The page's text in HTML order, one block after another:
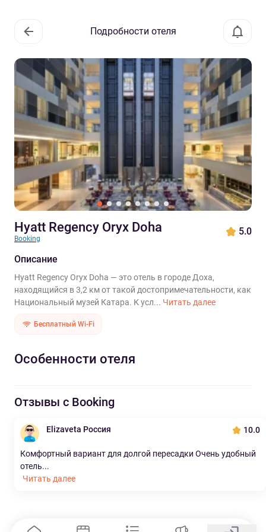
Подробности отеля
Hyatt Regency Oryx Doha
Booking
5.0
Описание
Hyatt Regency Oryx Doha — это отель в городе Доха,
находящийся в 3,2 км от такой достопримечательности, как
Национальный музей Катара. К усл... Читать далее
Бесплатный Wi-Fi
Особенности отеля
Отзывы с Booking
Elizaveta Россия 10.0
Комфортный вариант для долгой пересадки Очень удобный
отель...
Читать далее